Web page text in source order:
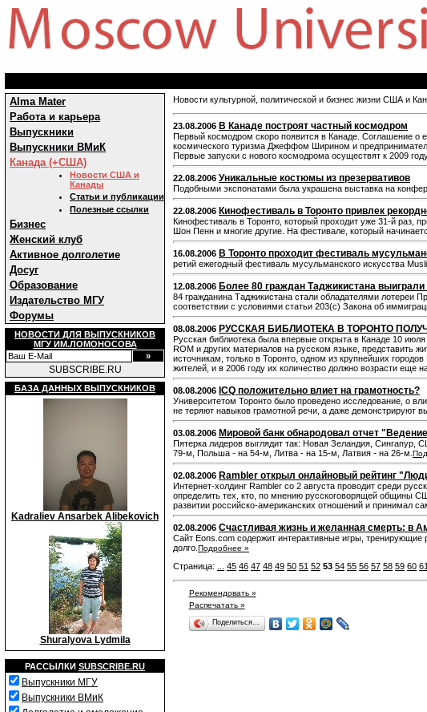
Alma Mater
Работа и карьера
Выпускники
Выпускники ВМиК
Канада (+США)
Новости США и
Канады
Статьи и публикации
Полезные ссылки
Бизнес
Женский клуб
Активное долголетие
Досуг
Образование
Издательство МГУ
Форумы
НОВОСТИ ДЛЯ ВЫПУСКНИКОВ
МГУ ИМ.ЛОМОНОСОВА
SUBSCRIBE.RU
БАЗА ДАННЫХ ВЫПУСКНИКОВ
Kadraliev Ansarbek Alibekovich
Shuralyova Lydmila
РАССЫЛКИ SUBSCRIBE.RU
Выпускники МГУ
Выпускники ВМиК
Новости культурной, политической и бизнес жизни США и
23.08.2006 В Канаде построят частный космодром
Первый космодром скоро появится в Канаде. Соглашение о
космического туризма Джеффом Ширином и
Первые запуски с нового космодрома осуществят к 2009
22.08.2006 Уникальные костюмы из презервативов
Подобными экспонатами была украшена выставка на
22.08.2006 Кинофестиваль в Торонто привлек
Кинофестиваль в Торонто, который проходит уже 31-й раз,
Шон Пенн и многие другие. На фестивале, который
16.08.2006 В Торонто проходит фестиваль
ретий ежегодный фестиваль мусульманского искусства
12.08.2006 Более 80 граждан Таджикистана
84 гражданина Таджикистана стали обладателями лотереи
соответствии с условиями статьи 203(c) Закона об
08.08.2006 РУССКАЯ БИБЛИОТЕКА В ТОРОНТО
Русская библиотека была впервые открыта в Канаде 10
ROM и других материалов на русском языке, представить
источникам, только в Торонто, одном из крупнейших
жителей, и в 2006 году их количество должно возрасти еще
08.08.2006 IСQ положительно влиет на грамотность?
Университетом Торонто было проведено исследование, о
не теряют навыков грамотной речи, а даже демонстрируют
03.08.2006 Мировой банк обнародовал отчет
Пятерка лидеров выглядит так: Новая Зеландия, Сингапур,
79-м, Польша - на 54-м, Литва - на 15-м, Латвия - на 26-м.
02.08.2006 Rambler открыл онлайновый рейтинг
Интернет-холдинг Rambler со 2 августа проводит среди
определить тех, кто, по мнению русскоговорящей общины
развитии российско-американских отношений и принимал
02.08.2006 Счастливая жизнь и желанная смерть: в
Сайт Eons.com содержит интерактивные игры, тренирующие
долго. Подробнее »
Страница: 45 46 47 48 49 50 51 52 53 54 55 56 57 58 59 60 61
Рекомендовать »
Распечатать »
Поделиться…